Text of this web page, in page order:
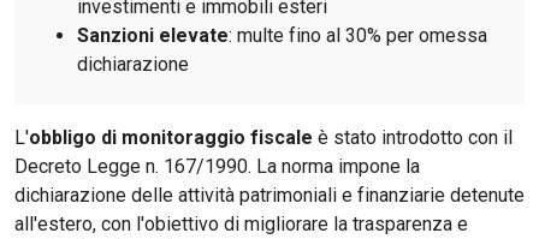
investimenti e immobili esteri
Sanzioni elevate: multe fino al 30% per omessa
dichiarazione
L'obbligo di monitoraggio fiscale è stato introdotto con il
Decreto Legge n. 167/1990. La norma impone la
dichiarazione delle attività patrimoniali e finanziarie detenute
all'estero, con l'obiettivo di migliorare la trasparenza e